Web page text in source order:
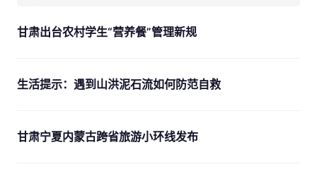
甘肃出台农村学生“营养餐”管理新规
生活提示：遇到山洪泥石流如何防范自救
甘肃宁夏内蒙古跨省旅游小环线发布